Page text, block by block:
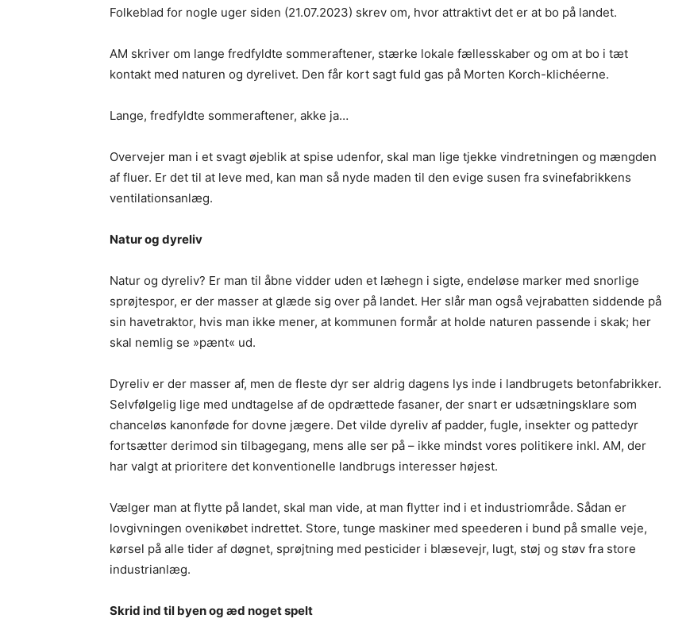
Folkeblad for nogle uger siden (21.07.2023) skrev om, hvor attraktivt det er at bo på landet.
AM skriver om lange fredfyldte sommeraftener, stærke lokale fællesskaber og om at bo i tæt
kontakt med naturen og dyrelivet. Den får kort sagt fuld gas på Morten Korch-klichéerne.
Lange, fredfyldte sommeraftener, akke ja…
Overvejer man i et svagt øjeblik at spise udenfor, skal man lige tjekke vindretningen og mængden
af fluer. Er det til at leve med, kan man så nyde maden til den evige susen fra svinefabrikkens
ventilationsanlæg.
Natur og dyreliv
Natur og dyreliv? Er man til åbne vidder uden et læhegn i sigte, endeløse marker med snorlige
sprøjtespor, er der masser at glæde sig over på landet. Her slår man også vejrabatten siddende på
sin havetraktor, hvis man ikke mener, at kommunen formår at holde naturen passende i skak; her
skal nemlig se »pænt« ud.
Dyreliv er der masser af, men de fleste dyr ser aldrig dagens lys inde i landbrugets betonfabrikker.
Selvfølgelig lige med undtagelse af de opdrættede fasaner, der snart er udsætningsklare som
chanceløs kanonføde for dovne jægere. Det vilde dyreliv af padder, fugle, insekter og pattedyr
fortsætter derimod sin tilbagegang, mens alle ser på – ikke mindst vores politikere inkl. AM, der
har valgt at prioritere det konventionelle landbrugs interesser højest.
Vælger man at flytte på landet, skal man vide, at man flytter ind i et industriområde. Sådan er
lovgivningen ovenikøbet indrettet. Store, tunge maskiner med speederen i bund på smalle veje,
kørsel på alle tider af døgnet, sprøjtning med pesticider i blæsevejr, lugt, støj og støv fra store
industrianlæg.
Skrid ind til byen og æd noget spelt